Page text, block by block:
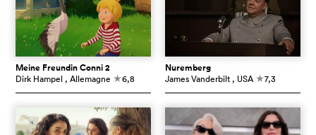
Meine Freundin Conni 2
Dirk Hampel , Allemagne c6,8
Nuremberg
James Vanderbilt , USA c7,3